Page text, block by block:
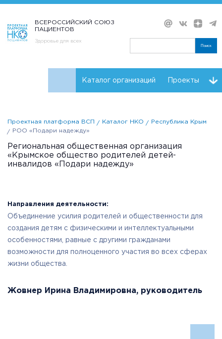
ВСЕРОССИЙСКИЙ СОЮЗ
ПАЦИЕНТОВ
Здоровье для всех
Поиск
Каталог организаций Проекты
Проектная платформа ВСП Каталог НКО
Республика Крым
РОО «Подари надежду»
Региональная общественная организация
«Крымское общество родителей детей-
инвалидов «Подари надежду»
Направления деятельности:
Объединение усилия родителей и общественности для
создания детям с физическими и интеллектуальными
особенностями, равные с другими гражданами
возможности для полноценного участия во всех сферах
жизни общества.
Жовнер Ирина Владимировна, руководитель